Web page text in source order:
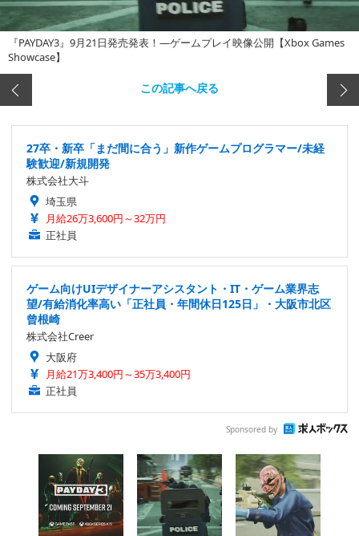
『PAYDAY3』9月21日発売発表！―ゲームプレイ映像公開【Xbox Games
Showcase】
この記事へ戻る
27卒・新卒「まだ間に合う」新作ゲームプログラマー/未経
験歓迎/新規開発
株式会社大斗
埼玉県
月給26万3,600円～32万円
正社員
ゲーム向けUIデザイナーアシスタント・IT・ゲーム業界志
望/有給消化率高い「正社員・年間休日125日」・大阪市北区
曾根崎
株式会社Creer
大阪府
月給21万3,400円～35万3,400円
正社員
Sponsored by